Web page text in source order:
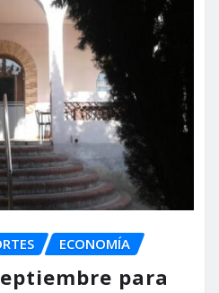
ECONOMÍA
para